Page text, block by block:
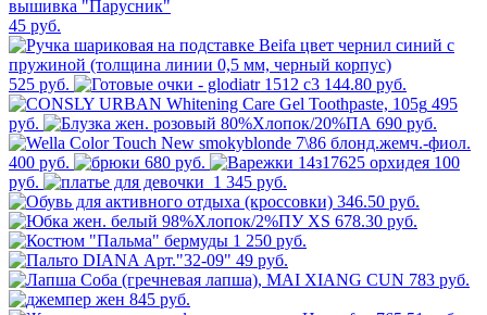
45 руб.
525 руб.
144.80 руб.
495
руб.
690 руб.
400 руб. 680 руб.
100
руб.
1 345 руб.
346.50 руб.
678.30 руб.
1 250 руб.
49 руб.
783 руб.
845 руб.